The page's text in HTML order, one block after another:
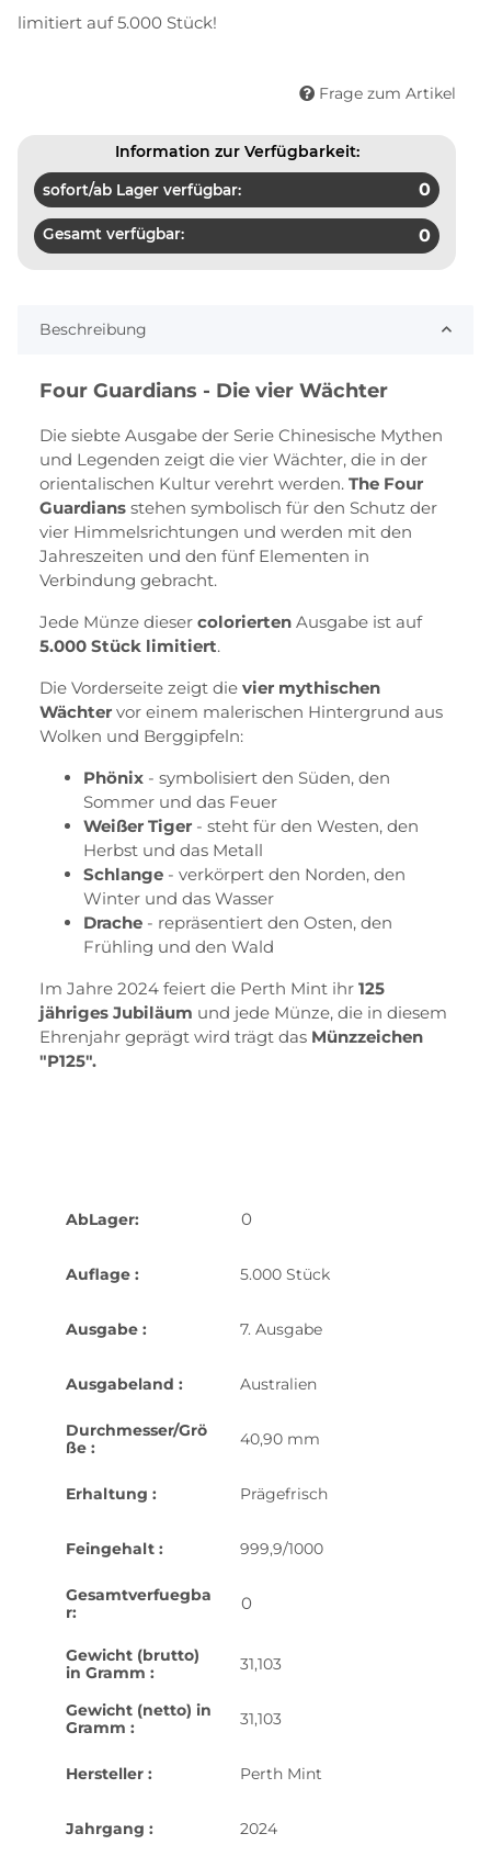
limitiert auf 5.000 Stück!
Frage zum Artikel
Information zur Verfügbarkeit:
sofort/ab Lager verfügbar: 0
Gesamt verfügbar: 0
Beschreibung
Four Guardians - Die vier Wächter
Die siebte Ausgabe der Serie Chinesische Mythen
und Legenden zeigt die vier Wächter, die in der
orientalischen Kultur verehrt werden. The Four
Guardians stehen symbolisch für den Schutz der
vier Himmelsrichtungen und werden mit den
Jahreszeiten und den fünf Elementen in
Verbindung gebracht.
Jede Münze dieser colorierten Ausgabe ist auf
5.000 Stück limitiert.
Die Vorderseite zeigt die vier mythischen
Wächter vor einem malerischen Hintergrund aus
Wolken und Berggipfeln:
Phönix - symbolisiert den Süden, den
Sommer und das Feuer
Weißer Tiger - steht für den Westen, den
Herbst und das Metall
Schlange - verkörpert den Norden, den
Winter und das Wasser
Drache - repräsentiert den Osten, den
Frühling und den Wald
Im Jahre 2024 feiert die Perth Mint ihr 125
jähriges Jubiläum und jede Münze, die in diesem
Ehrenjahr geprägt wird trägt das Münzzeichen
"P125".
AbLager: 0
Auflage : 5.000 Stück
Ausgabe : 7. Ausgabe
Ausgabeland : Australien
Durchmesser/Grö
ße :
40,90 mm
Erhaltung : Prägefrisch
Feingehalt : 999,9/1000
Gesamtverfuegba
r:
0
Gewicht (brutto)
in Gramm :
31,103
Gewicht (netto) in
Gramm :
31,103
Hersteller : Perth Mint
Jahrgang : 2024